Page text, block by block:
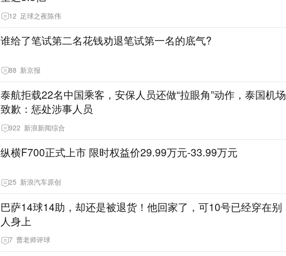
12 足球之夜陈伟
谁给了笔试第二名花钱劝退笔试第一名的底气?
88 新京报
泰航拒载22名中国乘客，安保人员还做“拉眼角”动作，泰国机场
致歉：惩处涉事人员
922 新浪新闻综合
纵横F700正式上市 限时权益价29.99万元-33.99万元
25 新浪汽车原创
巴萨14球14助，却还是被退货！他回家了，可10号已经穿在别
人身上
7 曹老师评球